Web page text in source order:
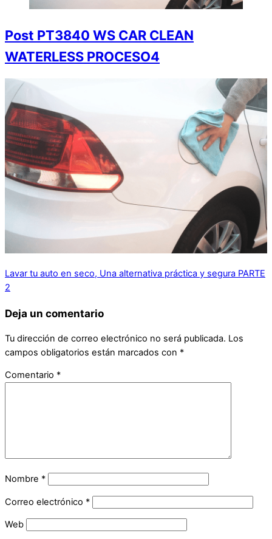
Post PT3840 WS CAR CLEAN
WATERLESS PROCESO4
Lavar tu auto en seco, Una alternativa práctica y segura PARTE
2
Deja un comentario
Tu dirección de correo electrónico no será publicada. Los
campos obligatorios están marcados con *
Comentario *
Nombre *
Correo electrónico *
Web